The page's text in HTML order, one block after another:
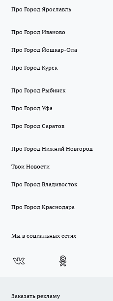
Про Город Ярославль
Про Город Иваново
Про Город Йошкар-Ола
Про Город Курск
Про Город Рыбинск
Про Город Уфа
Про Город Саратов
Про Город Нижний Новгород
Твои Новости
Про Город Владивосток
Про Город Краснодара
Мы в социальных сетях
Заказать рекламу